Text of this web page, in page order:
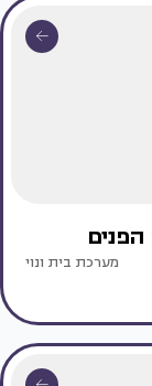
מערכת בית ונוי